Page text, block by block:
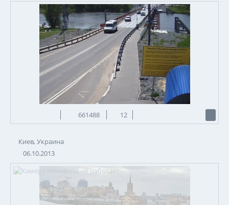
661488 12
Киев, Украина
06.10.2013